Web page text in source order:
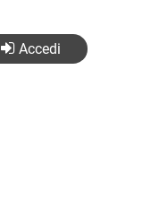
Accedi